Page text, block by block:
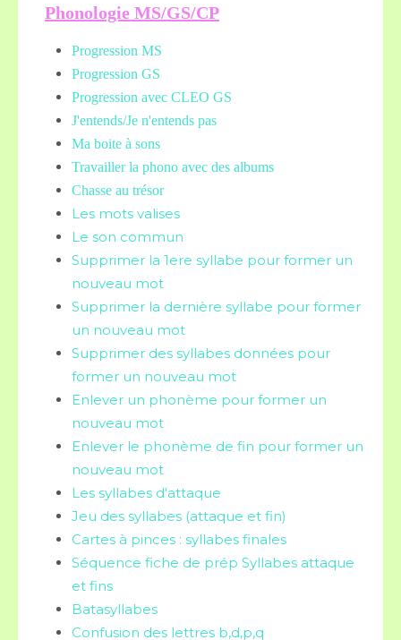
Phonologie MS/GS/CP
Progression MS
Progression GS
Progression avec CLEO GS
J'entends/Je n'entends pas
Ma boite à sons
Travailler la phono avec des albums
Chasse au trésor
Les mots valises
Le son commun
Supprimer la 1ere syllabe pour former un
nouveau mot
Supprimer la dernière syllabe pour former
un nouveau mot
Supprimer des syllabes données pour
former un nouveau mot
Enlever un phonème pour former un
nouveau mot
Enlever le phonème de fin pour former un
nouveau mot
Les syllabes d'attaque
Jeu des syllabes (attaque et fin)
Cartes à pinces : syllabes finales
Séquence fiche de prép Syllabes attaque
et fins
Batasyllabes
Confusion des lettres b,d,p,q